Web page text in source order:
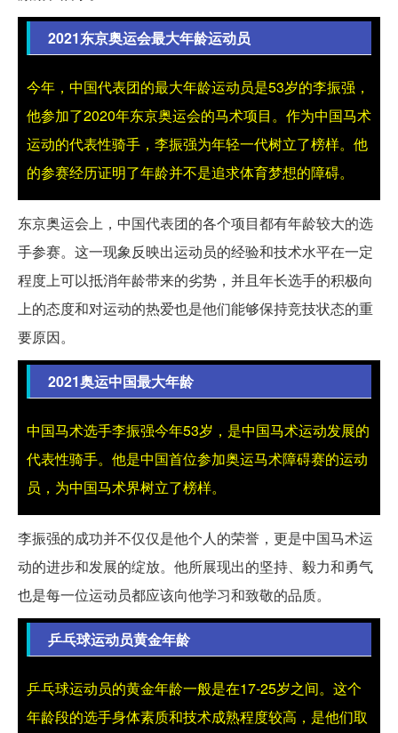
2021东京奥运会最大年龄运动员
今年，中国代表团的最大年龄运动员是53岁的李振强，
他参加了2020年东京奥运会的马术项目。作为中国马术
运动的代表性骑手，李振强为年轻一代树立了榜样。他
的参赛经历证明了年龄并不是追求体育梦想的障碍。
东京奥运会上，中国代表团的各个项目都有年龄较大的选
手参赛。这一现象反映出运动员的经验和技术水平在一定
程度上可以抵消年龄带来的劣势，并且年长选手的积极向
上的态度和对运动的热爱也是他们能够保持竞技状态的重
要原因。
2021奥运中国最大年龄
中国马术选手李振强今年53岁，是中国马术运动发展的
代表性骑手。他是中国首位参加奥运马术障碍赛的运动
员，为中国马术界树立了榜样。
李振强的成功并不仅仅是他个人的荣誉，更是中国马术运
动的进步和发展的绽放。他所展现出的坚持、毅力和勇气
也是每一位运动员都应该向他学习和致敬的品质。
乒乓球运动员黄金年龄
乒乓球运动员的黄金年龄一般是在17-25岁之间。这个
年龄段的选手身体素质和技术成熟程度较高，是他们取